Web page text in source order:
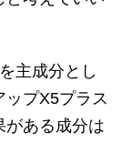
主成分とし
ップX5プラス
がある成分は